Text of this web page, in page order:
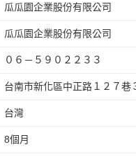
瓜瓜園企業股份有限公司
瓜瓜園企業股份有限公司
０６－５９０２２３３
台南市新化區中正路１２７巷
台灣
8個月